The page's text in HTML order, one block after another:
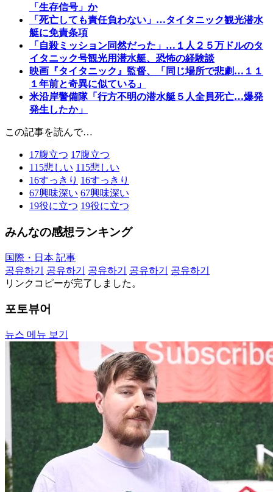
「生存信号」か
「死亡しても責任負わない」…タイタニック観光潜水
艇に免責条項
「自殺ミッション同然だった」…１人２５万ドルのタ
イタニック号観光用潜水艇、恐怖の経験談
映画『タイタニック』監督、「同じ場所で悲劇…１１
１年前と奇異に似ている」
米沿岸警備隊「行方不明の潜水艇５人全員死亡…爆発
発生したか」
この記事を読んで…
17腹立つ 17腹立つ
115悲しい 115悲しい
16すっきり 16すっきり
67興味深い 67興味深い
19役に立つ 19役に立つ
みんなの感想ランキング
国際・日本 記事
공유하기
공유하기 공유하기 공유하기
공유하기
リンクコピーが完了しました。
포토뷰어
뉴스 메뉴 보기